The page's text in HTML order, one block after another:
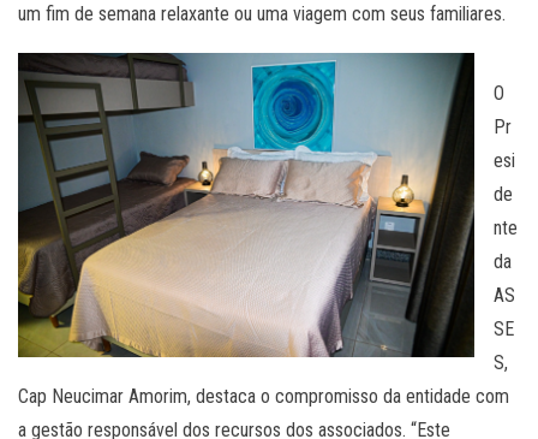
um fim de semana relaxante ou uma viagem com seus familiares.
O
Pr
esi
de
nte
da
AS
SE
S,
Cap Neucimar Amorim, destaca o compromisso da entidade com
a gestão responsável dos recursos dos associados. “Este